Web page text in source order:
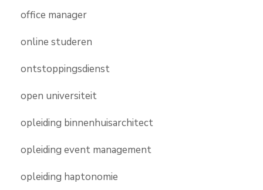
office manager
online studeren
ontstoppingsdienst
open universiteit
opleiding binnenhuisarchitect
opleiding event management
opleiding haptonomie